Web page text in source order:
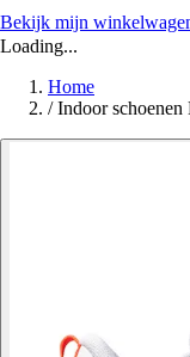
Bekijk mijn
Loading...
Home
/ Indoor